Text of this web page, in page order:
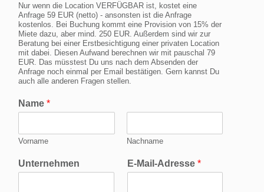
Nur wenn die Location VERFÜGBAR ist, kostet eine
Anfrage 59 EUR (netto) - ansonsten ist die Anfrage
kostenlos. Bei Buchung kommt eine Provision von 15% der
Miete dazu, aber mind. 250 EUR. Außerdem sind wir zur
Beratung bei einer Erstbesichtigung einer privaten Location
mit dabei. Diesen Aufwand berechnen wir mit pauschal 79
EUR. Das müsstest Du uns nach dem Absenden der
Anfrage noch einmal per Email bestätigen. Gern kannst Du
auch alle anderen Fragen stellen.
Name *
Vorname Nachname
Unternehmen E-Mail-Adresse *